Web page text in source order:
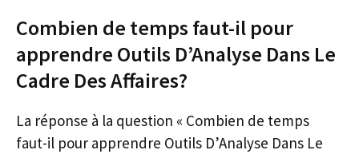
Combien de temps faut-il pour
apprendre Outils D’Analyse Dans Le
Cadre Des Affaires?
La réponse à la question « Combien de temps
faut-il pour apprendre Outils D’Analyse Dans Le